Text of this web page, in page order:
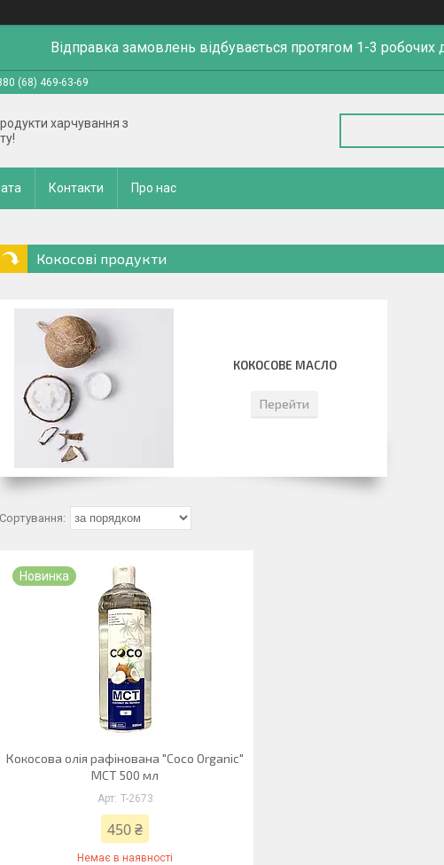
Відправка замовлень відбувається протягом 1-3 робочих
(68) 469-63-69
харчування з
Контакти Про нас
Кокосові продукти
КОКОСОВЕ МАСЛО
Перейти
Новинка
Кокосова олія рафінована "Coco Organic"
МСТ 500 мл
T-2673
450 ₴
Немає в наявності